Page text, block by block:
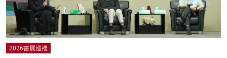
2026書展巡禮